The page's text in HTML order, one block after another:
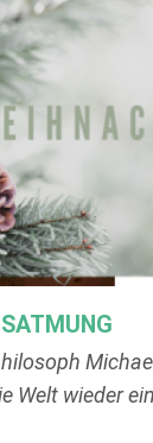
Welt wieder